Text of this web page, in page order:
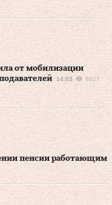
от мобилизации
14:03 8827
пенсии работающим